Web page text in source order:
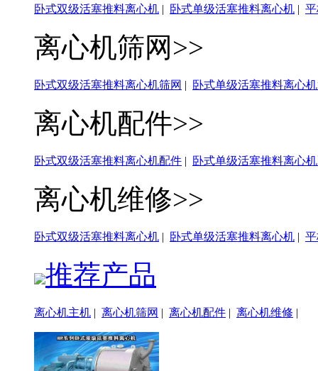
卧式双级活塞推料离心机 | 卧式单级活塞推料离心机 |
离心机筛网>>
卧式双级活塞推料离心机筛网 | 卧式单级活塞推料离心
离心机配件>>
卧式双级活塞推料离心机配件 | 卧式单级活塞推料离心
离心机维修>>
卧式双级活塞推料离心机 | 卧式单级活塞推料离心机 |
推荐产品
离心机主机 | 离心机筛网 | 离心机配件 | 离心机维修 |